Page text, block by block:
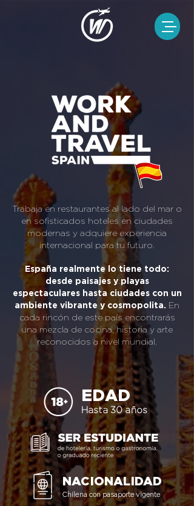
Trabaja en restaurantes al lado del mar o
en sofisticados hoteles en ciudades
modernas y adquiere experiencia
internacional para tu futuro.
España realmente lo tiene todo:
desde paisajes y playas
espectaculares hasta ciudades con un
ambiente vibrante y cosmopolita. En
cada rincón de este país encontrarás
una mezcla de cocina, historia y arte
reconocidos a nivel mundial.
EDAD
Hasta 30 años
NACIONALIDAD
Chilena con pasaporte vigente